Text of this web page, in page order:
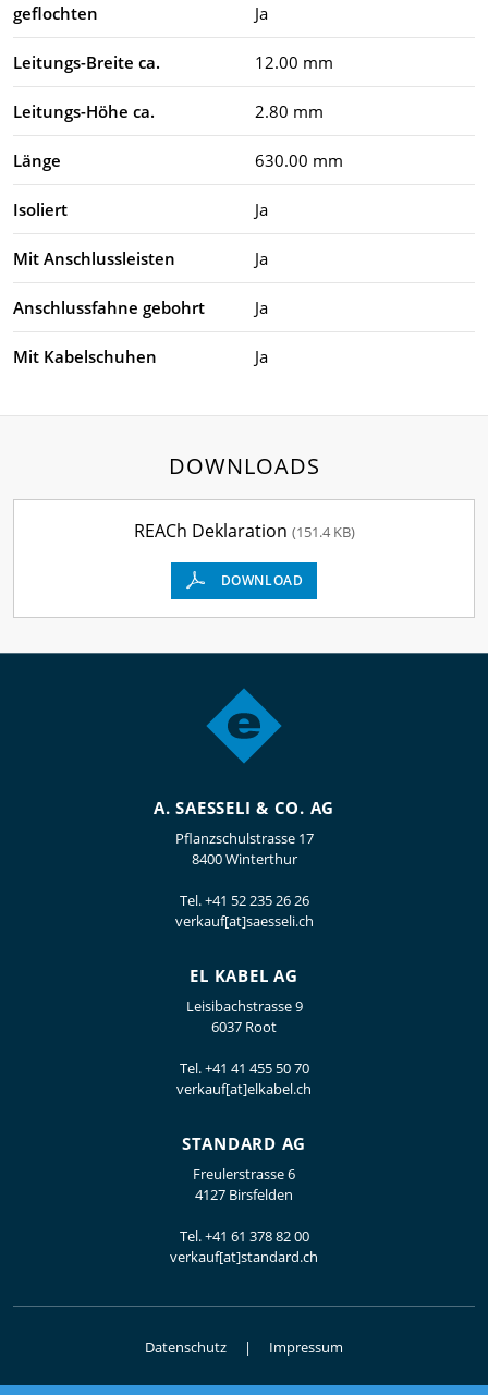
geflochten Ja
Leitungs-Breite ca. 12.00 mm
Leitungs-Höhe ca. 2.80 mm
Länge 630.00 mm
Isoliert Ja
Mit Anschlussleisten Ja
Anschlussfahne gebohrt Ja
Mit Kabelschuhen Ja
DOWNLOADS
REACh Deklaration (151.4 KB)
DOWNLOAD
A. SAESSELI & CO. AG
Pflanzschulstrasse 17
8400 Winterthur
Tel.+41 52 235 26 26
verkauf[at]saesseli.ch
EL KABEL AG
Leisibachstrasse 9
6037 Root
Tel.+41 41 455 50 70
verkauf[at]elkabel.ch
STANDARD AG
Freulerstrasse 6
4127 Birsfelden
Tel.+41 61 378 82 00
verkauf[at]standard.ch
Datenschutz Impressum